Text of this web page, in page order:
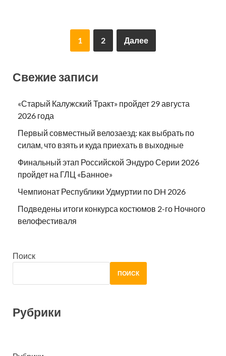
1 2 Далее
Свежие записи
«Старый Калужский Тракт» пройдет 29 августа
2026 года
Первый совместный велозаезд: как выбрать по
силам, что взять и куда приехать в выходные
Финальный этап Российской Эндуро Серии 2026
пройдет на ГЛЦ «Банное»
Чемпионат Республики Удмуртии по DH 2026
Подведены итоги конкурса костюмов 2-го Ночного
велофестиваля
Поиск
ПОИСК
Рубрики